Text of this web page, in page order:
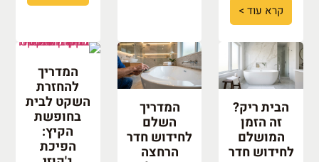
קרא עוד >
הבית ריק?
זה הזמן
המושלם
לחידוש חדר
המדריך
השלם
לחידוש חדר
הרחצה
המדריך
להחזרת
השקט לבית
בחופשת
הקיץ:
הפיכת